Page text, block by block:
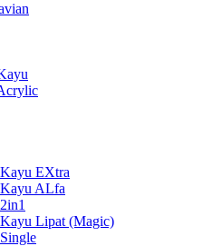
EXtra
ALfa
Lipat (Magic)